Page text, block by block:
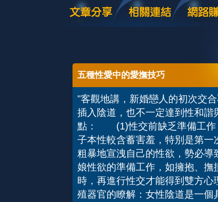
五種性愛中的愛撫技巧
"客觀地講，新婚戀人的初次交
插入陰道，也不一定達到性和
點： (1)性交前缺乏準備工作
子本性較含蓄害羞，特別是第
粗暴地宣洩自己的性欲，勢必
娘性欲的準備工作，如擁抱、
時，再進行性交才能得到雙方
殖器官的瞭解：女性陰道是一